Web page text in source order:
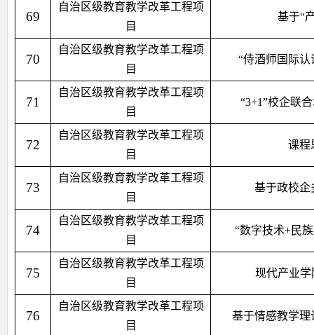
69
自治区级教育教学改革工程项
目
基于“
70
自治区级教育教学改革工程项
目
“侍酒师国际
71
自治区级教育教学改革工程项
目
“3+1”校企联
72
自治区级教育教学改革工程项
目
课程
73
自治区级教育教学改革工程项
目
基于政校企
74
自治区级教育教学改革工程项
目
“数字技术+民
75
自治区级教育教学改革工程项
目
现代产业学
76
自治区级教育教学改革工程项
目
基于情感教学